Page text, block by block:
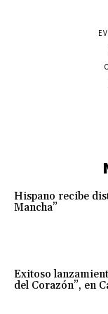
Hispano recibe
Mancha”
Exitoso
del Corazón”, en